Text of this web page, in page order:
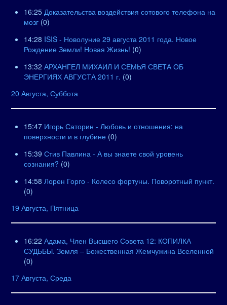
16:25 Доказательства воздействия сотового телефона на
мозг (0)
14:28 ISIS - Новолуние 29 августа 2011 года. Новое
Рождение Земли! Новая Жизнь! (0)
13:32 АРХАНГЕЛ МИХАИЛ И СЕМЬЯ СВЕТА ОБ
ЭНЕРГИЯХ АВГУСТА 2011 г. (0)
20 Августа, Суббота
15:47 Игорь Саторин - Любовь и отношения: на
поверхности и в глубине (0)
15:39 Стив Павлина - А вы знаете свой уровень
сознания? (0)
14:58 Лорен Горго - Колесо фортуны. Поворотный пункт.
(0)
19 Августа, Пятница
16:22 Адама, Член Высшего Совета 12: КОПИЛКА
СУДЬБЫ. Земля – Божественная Жемчужина Вселенной
(0)
17 Августа, Среда